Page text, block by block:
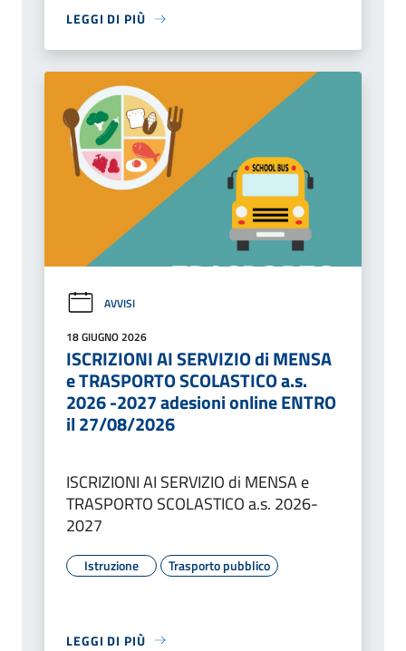
LEGGI DI PIÙ
AVVISI
18 GIUGNO 2026
ISCRIZIONI AI SERVIZIO di MENSA
e TRASPORTO SCOLASTICO a.s.
2026 -2027 adesioni online ENTRO
il 27/08/2026
ISCRIZIONI AI SERVIZIO di MENSA e
TRASPORTO SCOLASTICO a.s. 2026-
2027
Istruzione Trasporto pubblico
LEGGI DI PIÙ